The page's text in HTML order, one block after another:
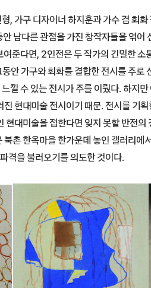
, 가구 디자이너 하지훈과 가수 겸 회
안 남다른 관점을 가진 창작자들을 엮어
여준다면, 2인전은 두 작가의 긴밀한 소
안 가구와 회화를 결합한 전시를 주로
낄 수 있는 전시가 주를 이뤘다. 하지
현대미술 전시이기 때문. 전시를 기
현대미술을 접한다면 잊지 못할 반전의
북촌 한옥마을 한가운데 놓인 갤러리에
격을 불러오기를 의도한 것이다.